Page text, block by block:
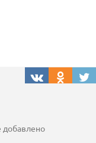
добавлено